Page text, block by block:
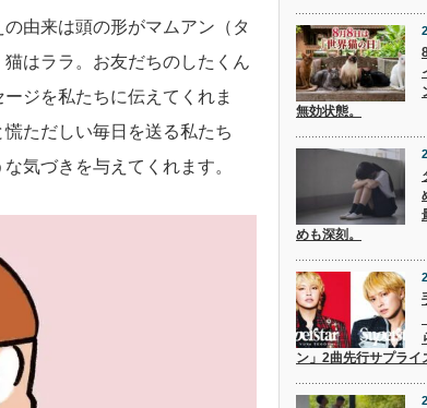
由来は頭の形がマムアン（タ
はララ。お友だちのしたくん
ジを私たちに伝えてくれま
ただしい毎日を送る私たち
気づきを与えてくれます。
無効状態。
めも深刻。
ン」2曲先行サプライ